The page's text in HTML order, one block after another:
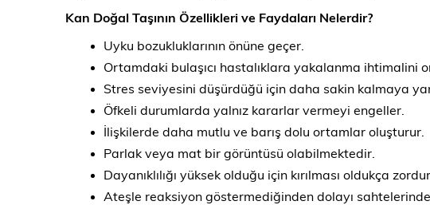
Kan Doğal Taşının Özellikleri ve Faydaları Nelerdir?
Uyku bozukluklarının önüne geçer.
Ortamdaki bulaşıcı hastalıklara yakalanma ihtimalini
Stres seviyesini düşürdüğü için daha sakin kalmaya
Öfkeli durumlarda yalnız kararlar vermeyi engeller.
İlişkilerde daha mutlu ve barış dolu ortamlar oluşturur.
Parlak veya mat bir görüntüsü olabilmektedir.
Dayanıklılığı yüksek olduğu için kırılması oldukça zordur.
Ateşle reaksiyon göstermediğinden dolayı